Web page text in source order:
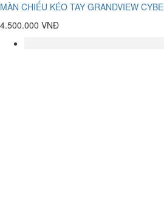
MÀN CHIẾU KÉO TAY GRANDVIEW
4.500.000 VNĐ